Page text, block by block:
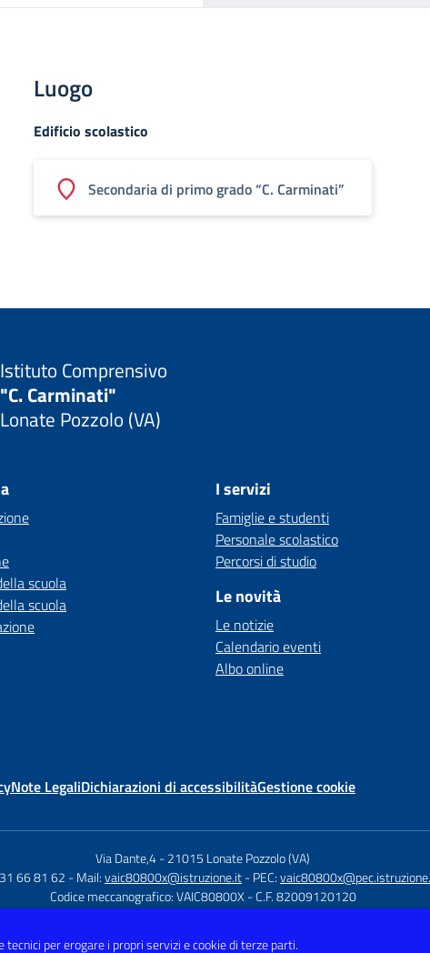
Luogo
Edificio scolastico
Secondaria di primo grado “C. Carminati”
Istituto Comprensivo
"C. Carminati"
Lonate Pozzolo (VA)
scuola
scuola
I servizi
Famiglie e studenti
Personale scolastico
Percorsi di studio
Le novità
Le notizie
Calendario eventi
Albo online
Note LegaliDichiarazioni di accessibilitàGestione cookie
Via Dante,4-21015 Lonate Pozzolo (VA)
66 81 62 - Mail:vaic80800x@istruzione.it- PEC:
Codice meccanografico: VAIC80800X - C.F. 82009120120
tecnici per erogare i propri servizi e cookie di terze parti.